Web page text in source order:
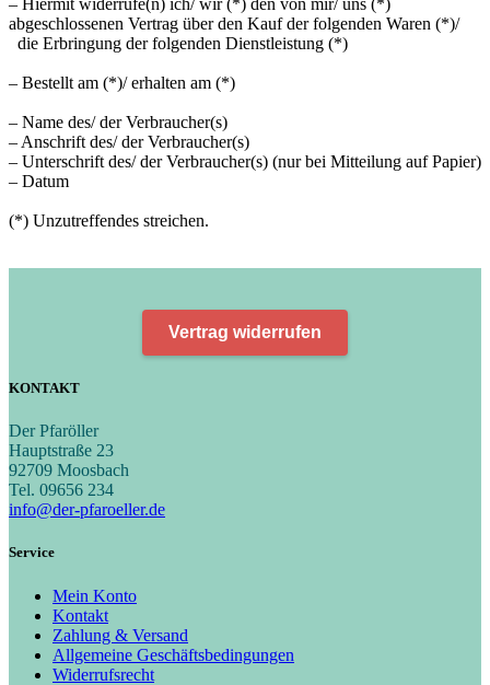
abgeschlossenen Vertrag über den Kauf der folgenden Waren (*)/
die Erbringung der folgenden Dienstleistung (*)
– Bestellt am (*)/ erhalten am (*)
– Name des/ der Verbraucher(s)
– Anschrift des/ der Verbraucher(s)
– Unterschrift des/ der Verbraucher(s) (nur bei Mitteilung auf Papier)
– Datum
(*) Unzutreffendes streichen.
Vertrag widerrufen
KONTAKT
Der Pfaröller
Hauptstraße 23
92709 Moosbach
Tel. 09656 234
info@der-pfaroeller.de
Service
Mein Konto
Kontakt
Zahlung & Versand
Allgemeine Geschäftsbedingungen
Widerrufsrecht